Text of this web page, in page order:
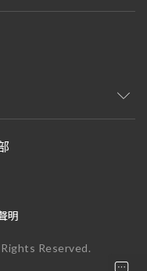
明
Reserved.